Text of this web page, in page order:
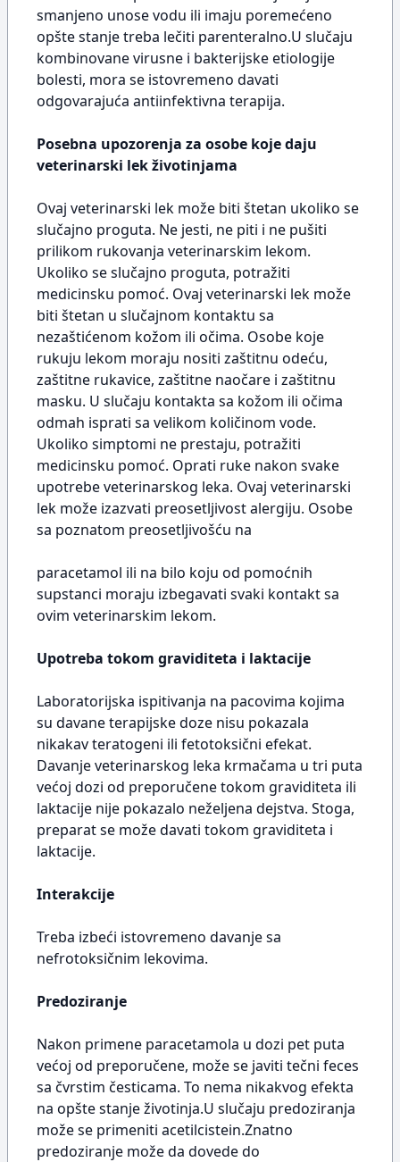
smanjeno unose vodu ili imaju poremećeno
opšte stanje treba lečiti parenteralno.U slučaju
kombinovane virusne i bakterijske etiologije
bolesti, mora se istovremeno davati
odgovarajuća antiinfektivna terapija.
Posebna upozorenja za osobe koje daju
veterinarski lek životinjama
Ovaj veterinarski lek može biti štetan ukoliko se
slučajno proguta. Ne jesti, ne piti i ne pušiti
prilikom rukovanja veterinarskim lekom.
Ukoliko se slučajno proguta, potražiti
medicinsku pomoć. Ovaj veterinarski lek može
biti štetan u slučajnom kontaktu sa
nezaštićenom kožom ili očima. Osobe koje
rukuju lekom moraju nositi zaštitnu odeću,
zaštitne rukavice, zaštitne naočare i zaštitnu
masku. U slučaju kontakta sa kožom ili očima
odmah isprati sa velikom količinom vode.
Ukoliko simptomi ne prestaju, potražiti
medicinsku pomoć. Oprati ruke nakon svake
upotrebe veterinarskog leka. Ovaj veterinarski
lek može izazvati preosetljivost alergiju. Osobe
sa poznatom preosetljivošću na
paracetamol ili na bilo koju od pomoćnih
supstanci moraju izbegavati svaki kontakt sa
ovim veterinarskim lekom.
Upotreba tokom graviditeta i laktacije
Laboratorijska ispitivanja na pacovima kojima
su davane terapijske doze nisu pokazala
nikakav teratogeni ili fetotoksični efekat.
Davanje veterinarskog leka krmačama u tri puta
većoj dozi od preporučene tokom graviditeta ili
laktacije nije pokazalo neželjena dejstva. Stoga,
preparat se može davati tokom graviditeta i
laktacije.
Interakcije
Treba izbeći istovremeno davanje sa
nefrotoksičnim lekovima.
Predoziranje
Nakon primene paracetamola u dozi pet puta
većoj od preporučene, može se javiti tečni feces
sa čvrstim česticama. To nema nikakvog efekta
na opšte stanje životinja.U slučaju predoziranja
može se primeniti acetilcistein.Znatno
predoziranje može da dovede do